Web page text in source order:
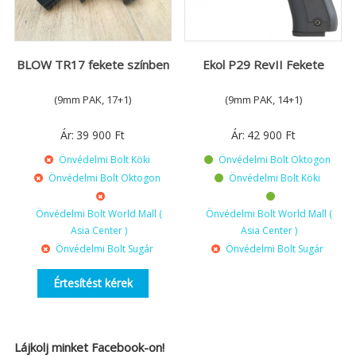
BLOW TR17 fekete színben
(9mm PAK, 17+1)
Ár: 39 900 Ft
Önvédelmi Bolt Köki
Önvédelmi Bolt Oktogon
Önvédelmi Bolt World Mall (
Asia Center )
Önvédelmi Bolt Sugár
Értesítést kérek
Ekol P29 RevII Fekete
(9mm PAK, 14+1)
Ár: 42 900 Ft
Önvédelmi Bolt Oktogon
Önvédelmi Bolt Köki
Önvédelmi Bolt World Mall (
Asia Center )
Önvédelmi Bolt Sugár
Lájkolj minket Facebook-on!